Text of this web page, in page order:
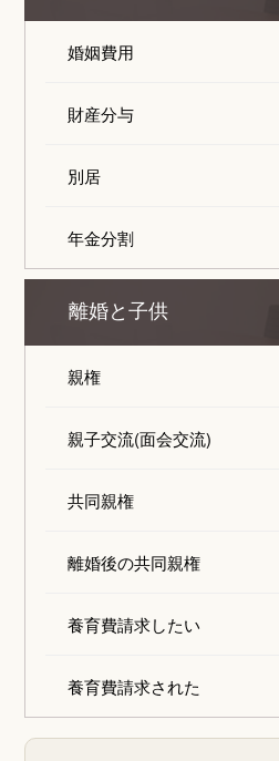
婚姻費用
財産分与
別居
年金分割
離婚と子供
親権
親子交流(面会交流)
共同親権
離婚後の共同親権
養育費請求したい
養育費請求された